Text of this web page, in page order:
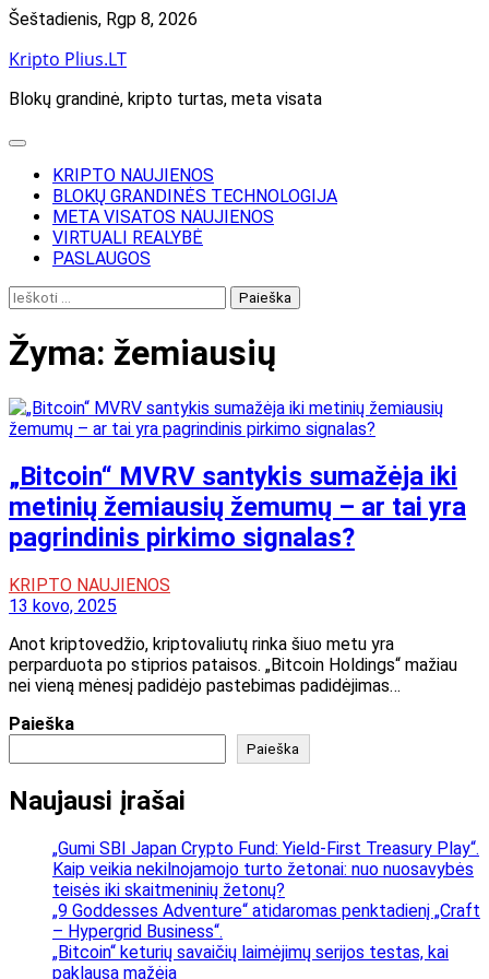
Skip
content
Šeštadienis, Rgp 8, 2026
Kripto Plius.LT
Blokų grandinė, kripto turtas, meta visata
KRIPTO NAUJIENOS
BLOKŲ GRANDINĖS TECHNOLOGIJA
META VISATOS NAUJIENOS
VIRTUALI REALYBĖ
PASLAUGOS
Ieškoti:
Žyma: žemiausių
„Bitcoin“ MVRV santykis sumažėja iki
metinių žemiausių žemumų – ar tai yra
pagrindinis pirkimo signalas?
KRIPTO NAUJIENOS
13 kovo, 2025
Anot kriptovedžio, kriptovaliutų rinka šiuo metu yra
perparduota po stiprios pataisos. „Bitcoin Holdings“ mažiau
nei vieną mėnesį padidėjo pastebimas padidėjimas…
Paieška
Paieška
Naujausi įrašai
„Gumi SBI Japan Crypto Fund: Yield-First Treasury Play“.
Kaip veikia nekilnojamojo turto žetonai: nuo nuosavybės
teisės iki skaitmeninių žetonų?
„9 Goddesses Adventure“ atidaromas penktadienį „Craft
– Hypergrid Business“.
„Bitcoin“ keturių savaičių laimėjimų serijos testas, kai
paklausa mažėja